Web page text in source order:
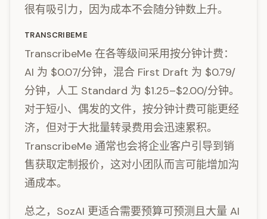
很有吸引力，因为成本不会随分钟数上升。
TRANSCRIBEME
TranscribeMe 在各等级间采用按分钟计费：
AI 为 $0.07/分钟，混合 First Draft 为 $0.79/
分钟，人工 Standard 为 $1.25–$2.00/分钟。
对于短小、偶发的文件，按分钟计费可能更经
济，但对于大批量转录费用会迅速累积。
TranscribeMe 通常也会将企业客户引导到销
售获取定制报价，这对小团队而言可能增加沟
通成本。
总之，SozAI 更适合需要预算可预测且大量 AI